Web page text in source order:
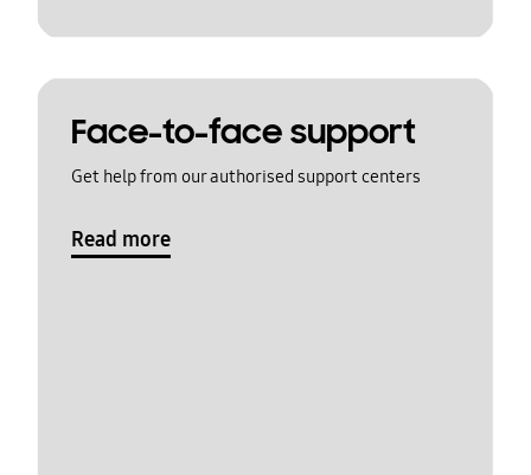
Face-to-face support
Get help from our authorised support centers
Read more